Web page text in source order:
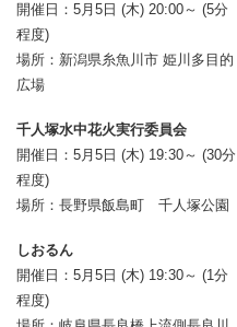
開催日：5月5日 (木) 20:00～ (5分
程度)
場所：新潟県糸魚川市 姫川多目的
広場
千人塚水中花火実行委員会
開催日：5月5日 (木) 19:30～ (30分
程度)
場所：長野県飯島町 千人塚公園
しおるん
開催日：5月5日 (木) 19:30～ (1分
程度)